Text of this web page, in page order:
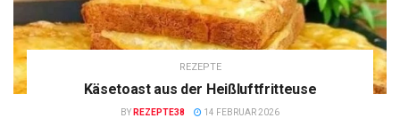
REZEPTE
Käsetoast aus der Heißluftfritteuse
BY REZEPTE38 14 FEBRUAR 2026